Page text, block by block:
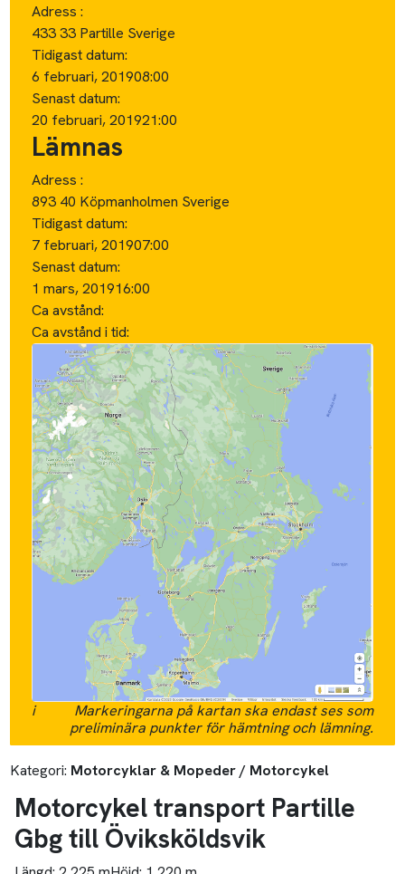
Adress :
433 33 Partille Sverige
Tidigast datum:
6 februari, 201908:00
Senast datum:
20 februari, 201921:00
Lämnas
Adress :
893 40 Köpmanholmen Sverige
Tidigast datum:
7 februari, 201907:00
Senast datum:
1 mars, 201916:00
Ca avstånd:
Ca avstånd i tid:
i
Markeringarna på kartan ska endast ses som
preliminära punkter för hämtning och lämning.
Kategori: Motorcyklar & Mopeder / Motorcykel
Motorcykel transport Partille
Gbg till Öviksköldsvik